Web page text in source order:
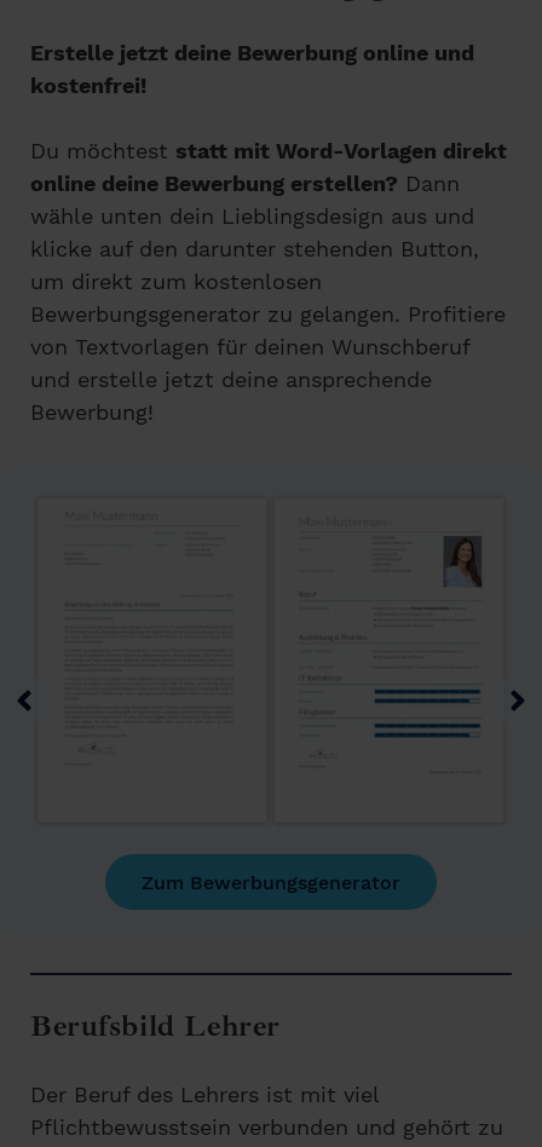
Erstelle jetzt deine Bewerbung online und
kostenfrei!
Du möchtest statt mit Word-Vorlagen direkt
online deine Bewerbung erstellen? Dann
wähle unten dein Lieblingsdesign aus und
klicke auf den darunter stehenden Button,
um direkt zum kostenlosen
Bewerbungsgenerator zu gelangen. Profitiere
von Textvorlagen für deinen Wunschberuf
und erstelle jetzt deine ansprechende
Bewerbung!
Zum Bewerbungsgenerator
Berufsbild Lehrer
Der Beruf des Lehrers ist mit viel
Pflichtbewusstsein verbunden und gehört zu